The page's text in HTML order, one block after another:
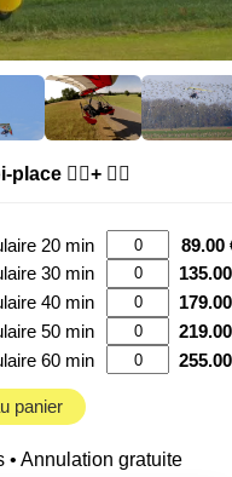
🙍‍♂️+ 🧑‍✈️
20 min
89.00
30 min
40 min
50 min
60 min
panier
• Annulation gratuite